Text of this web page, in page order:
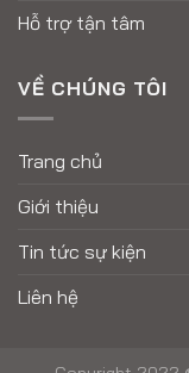
Hỗ trợ tận tâm
VỀ CHÚNG TÔI
Trang chủ
Giới thiệu
Tin tức sự kiện
Liên hệ